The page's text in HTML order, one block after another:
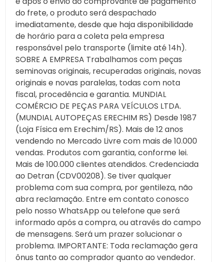
do frete, o produto será despachado
imediatamente, desde que haja disponibilidade
de horário para a coleta pela empresa
responsável pelo transporte (limite até 14h).
SOBRE A EMPRESA Trabalhamos com peças
seminovas originais, recuperadas originais, novas
originais e novas paralelas, todas com nota
fiscal, procedência e garantia. MUNDIAL
COMÉRCIO DE PEÇAS PARA VEÍCULOS LTDA.
(MUNDIAL AUTOPEÇAS ERECHIM RS) Desde 1987
(Loja Física em Erechim/RS). Mais de 12 anos
vendendo no Mercado Livre com mais de 10.000
vendas. Produtos com garantia, conforme lei.
Mais de 100.000 clientes atendidos. Credenciada
ao Detran (CDV00208). Se tiver qualquer
problema com sua compra, por gentileza, não
abra reclamação. Entre em contato conosco
pelo nosso WhatsApp ou telefone que será
informado após a compra, ou através do campo
de mensagens. Será um prazer solucionar o
problema. IMPORTANTE: Toda reclamação gera
ônus tanto ao comprador quanto ao vendedor.